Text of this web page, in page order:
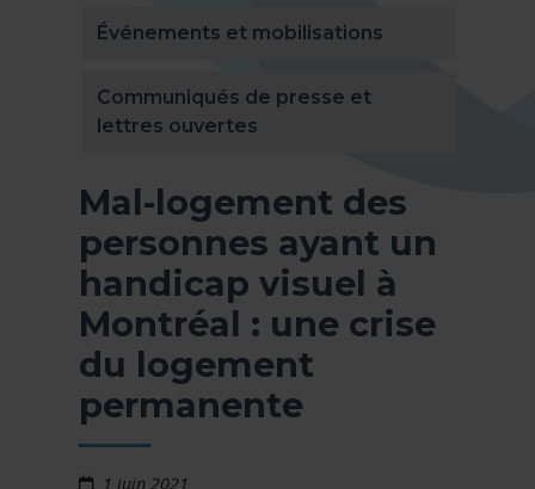
Événements et mobilisations
Communiqués de presse et
lettres ouvertes
Mal-logement des
personnes ayant un
handicap visuel à
Montréal : une crise
du logement
permanente
1 juin 2021